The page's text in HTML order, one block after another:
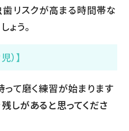
歯リスクが高まる時間帯な
ょう。
）】
て磨く練習が始まります
しがあると思ってくださ